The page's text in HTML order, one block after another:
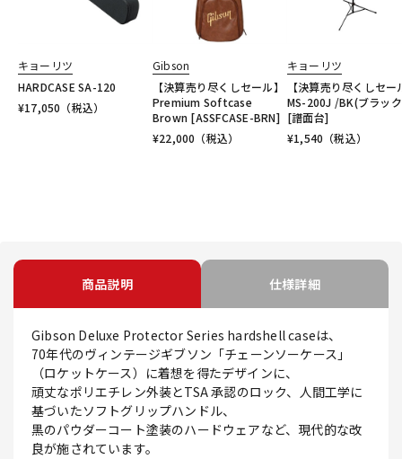
キョーリツ
HARDCASE SA-120
¥17,050 （税込）
Gibson
【決算売り尽くしセール】
Premium Softcase
Brown [ASSFCASE-BRN]
¥22,000 （税込）
キョーリツ
【決算売り尽くしセー
MS-200J /BK(ブラッ
[譜面台]
¥1,540 （税込）
商品説明 仕様詳細
Gibson Deluxe Protector Series hardshell caseは、
70年代のヴィンテージギブソン「チェーンソーケース」
（ロケットケース）に着想を得たデザインに、
頑丈なポリエチレン外装とTSA 承認のロック、人間工学に
基づいたソフトグリップハンドル、
黒のパウダーコート塗装のハードウェアなど、現代的な改
良が施されています。